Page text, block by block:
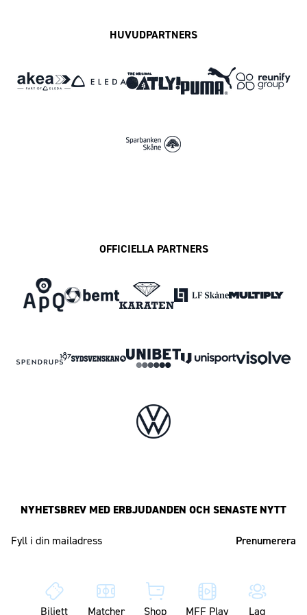
HUVUDPARTNERS
OFFICIELLA PARTNERS
NYHETSBREV MED ERBJUDANDEN OCH SENASTE NYTT
Biljett Matcher Shop MFF Play Lag